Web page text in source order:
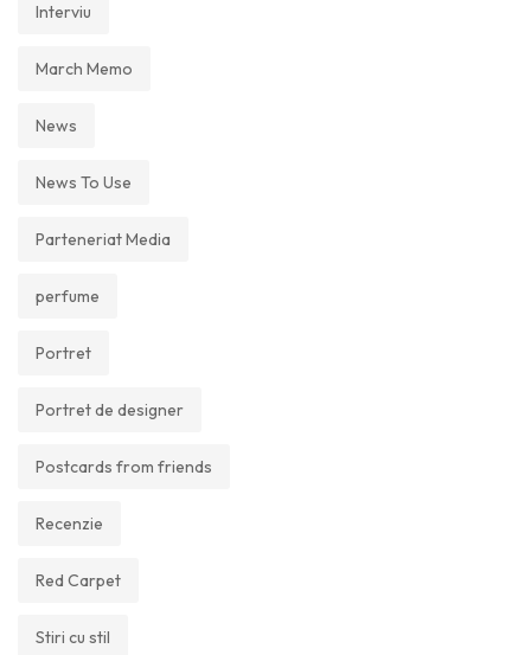
Interviu
March Memo
News
News To Use
Parteneriat Media
perfume
Portret
Portret de designer
Postcards from friends
Recenzie
Red Carpet
Stiri cu stil